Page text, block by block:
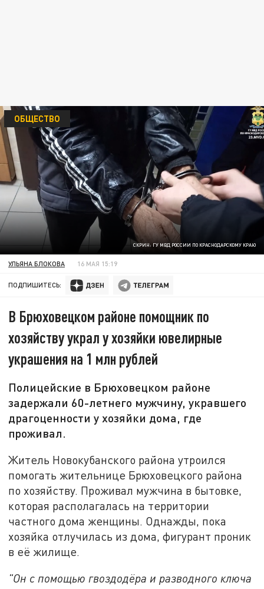
СКРИН: ГУ МВД РОССИИ ПО КРАСНОДАРСКОМУ КРАЮ
ОБЩЕСТВО
УЛЬЯНА БЛОКОВА 16 МАЯ 15:19
ПОДПИШИТЕСЬ:
В Брюховецком районе помощник по
хозяйству украл у хозяйки ювелирные
украшения на 1 млн рублей
Полицейские в Брюховецком районе
задержали 60-летнего мужчину, укравшего
драгоценности у хозяйки дома, где
проживал.
Житель Новокубанского района утроился
помогать жительнице Брюховецкого района
по хозяйству. Проживал мужчина в бытовке,
которая располагалась на территории
частного дома женщины. Однажды, пока
хозяйка отлучилась из дома, фигурант проник
в её жилище.
"Он с помощью гвоздодёра и разводного ключа